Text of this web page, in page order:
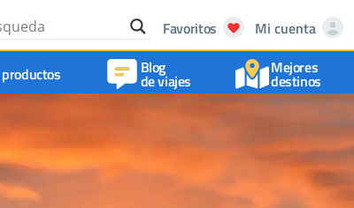
Favoritos
Mi cuenta
Blog
de viajes
Mejores
destinos